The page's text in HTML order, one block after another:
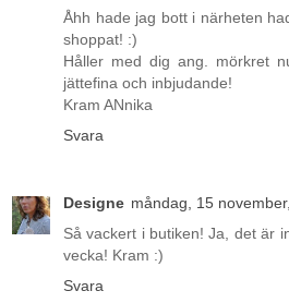
Åhh hade jag bott i närheten
shoppat! :)
Håller med dig ang. mörkret
jättefina och inbjudande!
Kram ANnika
Svara
Designe måndag, 15
Så vackert i butiken! Ja, det är
vecka! Kram :)
Svara